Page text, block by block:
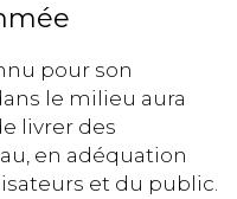
pour son
le milieu aura
livrer des
en adéquation
et du public.